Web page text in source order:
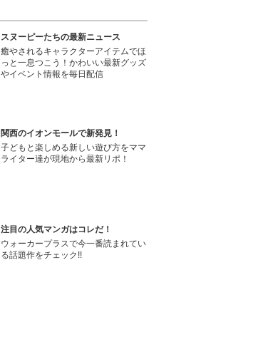
スヌーピーたちの最新ニュース
癒やされるキャラクターアイテムでほ
っと一息つこう！かわいい最新グッズ
やイベント情報を毎日配信
関西のイオンモールで新発見！
子どもと楽しめる新しい遊び方をママ
ライター達が現地から最新リポ！
注目の人気マンガはコレだ！
ウォーカープラスで今一番読まれてい
る話題作をチェック!!